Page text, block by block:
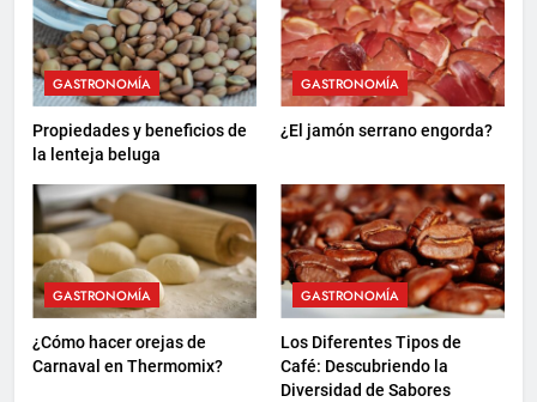
GASTRONOMÍA
Propiedades y beneficios de
la lenteja beluga
GASTRONOMÍA
¿El jamón serrano engorda?
GASTRONOMÍA
¿Cómo hacer orejas de
Carnaval en Thermomix?
GASTRONOMÍA
Los Diferentes Tipos de
Café: Descubriendo la
Diversidad de Sabores